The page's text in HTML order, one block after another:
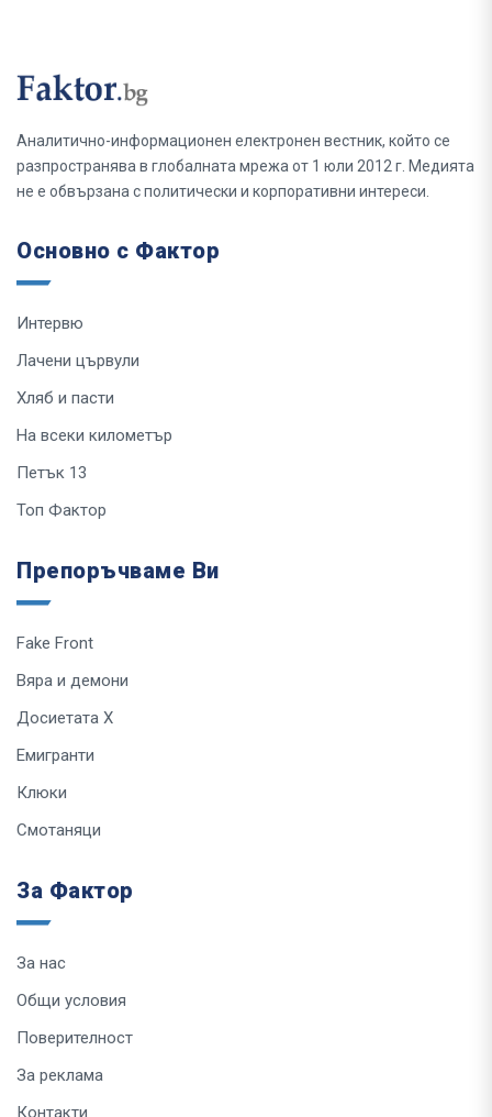
Аналитично-информационен електронен вестник, който се
разпространява в глобалната мрежа от 1 юли 2012 г. Медията
не е обвързана с политически и корпоративни интереси.
Основно с Фактор
Интервю
Лачени цървули
Хляб и пасти
На всеки километър
Петък 13
Топ Фактор
Препоръчваме Ви
Fake Front
Вяра и демони
Досиетата Х
Емигранти
Клюки
Смотаняци
За Фактор
За нас
Общи условия
Поверителност
За реклама
Контакти